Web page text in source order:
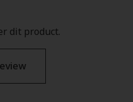
dit product.